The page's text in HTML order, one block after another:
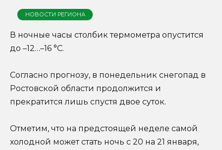
НОВОСТИ РЕГИОНА
В ночные часы столбик термометра опустится
до –12…–16 °С.
Согласно прогнозу, в понедельник снегопад в
Ростовской области продолжится и
прекратится лишь спустя двое суток.
Отметим, что на предстоящей неделе самой
холодной может стать ночь с 20 на 21 января,